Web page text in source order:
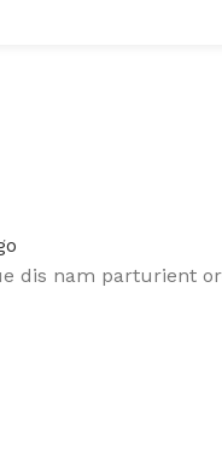
dis nam parturient